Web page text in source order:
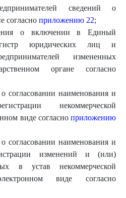
сведений о
согласно приложению 22;
о включении в Единый
юридических лиц и
измененных
органе согласно
согласовании наименования и
некоммерческой
виде согласно приложению
согласовании наименования и
изменений и (или)
в устав некоммерческой
виде согласно